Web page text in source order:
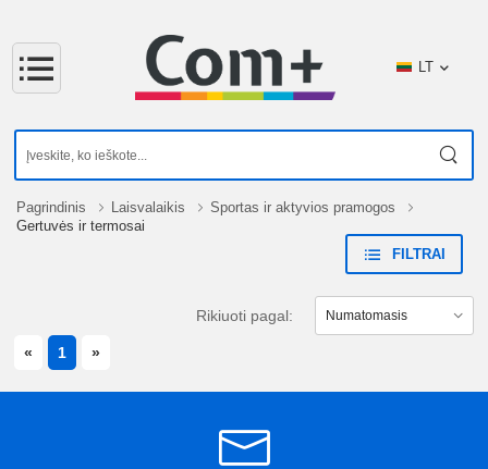
LT
Pagrindinis Laisvalaikis
Sportas ir aktyvios pramogos
Gertuvės ir termosai
FILTRAI
Rikiuoti pagal:
« PREVIOUS
1 »NEXT